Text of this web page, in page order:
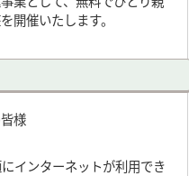
開催いたします。
様
インターネットが利用でき